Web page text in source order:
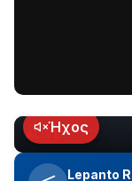
Ναυπάκτου
εδώ
και
περίπου
LIVEΉχος
Lepanto